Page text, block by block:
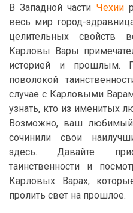
В Западной части Чехии
весь мир город-
целительных свойств
Карловы Вары
историей и прошлым.
поволокой
случае с Карловыми
узнать, кто из именитых
Возможно, ваш любимый
сочинили свои
здесь. Давайте
таинственности и
Карловых Варах,
пролить свет на прошлое.